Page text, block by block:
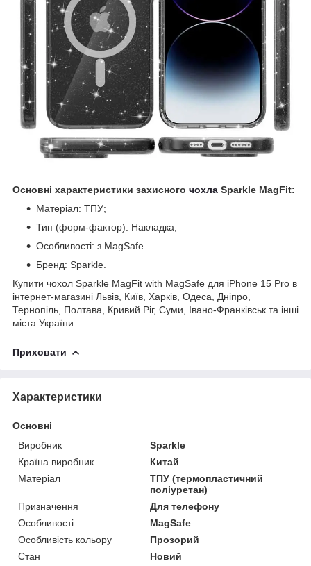
Основні характеристики захисного чохла Sparkle MagFit:
Матеріал: ТПУ;
Тип (форм-фактор): Накладка;
Особливості: з MagSafe
Бренд: Sparkle.
Купити чохол Sparkle MagFit with MagSafe для iPhone 15 Pro в
інтернет-магазині Львів, Київ, Харків, Одеса, Дніпро,
Тернопіль, Полтава, Кривий Ріг, Суми, Івано-Франківськ та інші
міста України.
Приховати
Характеристики
Основні
Виробник
Sparkle
Країна виробник
Китай
Матеріал
ТПУ (термопластичний
поліуретан)
Призначення
Для телефону
Особливості
MagSafe
Особливість кольору
Прозорий
Стан
Новий